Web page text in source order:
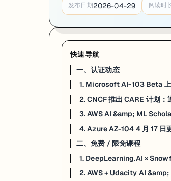
CNCF 认证历来有一个让人烦恼的规则：拿了 CKA
CKA 或 CKAD 通过 / 续期
CKS 通过 / 续期→ KCSA（Kubernetes and
2026 年 1 月 1 日起生效，6 月完成系统全面切
CNCF CARE Program 官方公告
3. AWS AI & ML Scholars 2026：全球 10 万
：AWS + Udacity 联合开放 10 万个免费 AI
Phase 1 — Challenge 阶段（3 月 24 日 — 6 月 24
发布日期2026-04-29 阅读时
快速导航
一、认证动态
1. Microsoft AI-103 Beta
2. CNCF 推出 CARE 计划
3. AWS AI &amp; ML
4. Azure AZ-104 4 月 17 日
二、免费 / 限免课程
1. DeepLearning.AI ×
2. AWS + Udacity AI